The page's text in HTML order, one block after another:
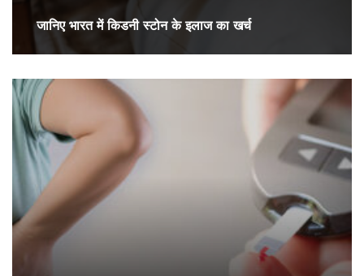
जानिए भारत में किडनी स्टोन के इलाज का खर्च